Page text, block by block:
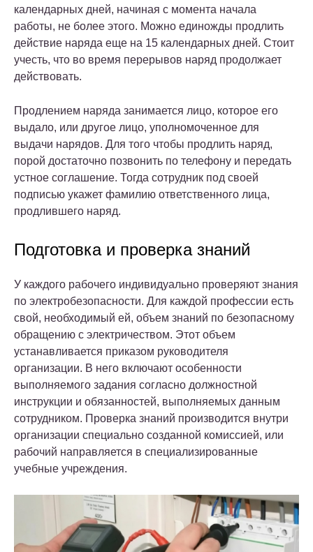
календарных дней, начиная с момента начала
работы, не более этого. Можно единожды продлить
действие наряда еще на 15 календарных дней. Стоит
учесть, что во время перерывов наряд продолжает
действовать.
Продлением наряда занимается лицо, которое его
выдало, или другое лицо, уполномоченное для
выдачи нарядов. Для того чтобы продлить наряд,
порой достаточно позвонить по телефону и передать
устное соглашение. Тогда сотрудник под своей
подписью укажет фамилию ответственного лица,
продлившего наряд.
Подготовка и проверка знаний
У каждого рабочего индивидуально проверяют знания
по электробезопасности. Для каждой профессии есть
свой, необходимый ей, объем знаний по безопасному
обращению с электричеством. Этот объем
устанавливается приказом руководителя
организации. В него включают особенности
выполняемого задания согласно должностной
инструкции и обязанностей, выполняемых данным
сотрудником. Проверка знаний производится внутри
организации специально созданной комиссией, или
рабочий направляется в специализированные
учебные учреждения.